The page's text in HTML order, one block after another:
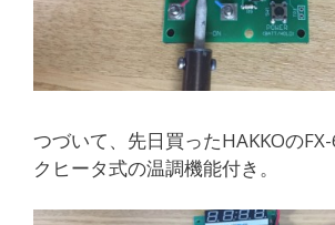
つづいて、先日買ったHAKKOの
クヒータ式の温調機能付き。